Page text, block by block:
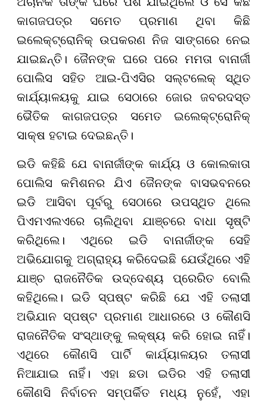
କାଗଜପତ୍ର ସମେତ ପ୍ରମାଣ ଥିବା କିଛି
ଇଲେକ୍ଟ୍ରୋନିକ୍ ଉପକରଣ ନିଜ ସାଙ୍ଗରେ ନେଇ
ଯାଇଛନ୍ତି। ଜୈନଙ୍କ ଘରେ ପରେ ମମତା ବାନାର୍ଜୀ
ପୋଲିସ ସହିତ ଆଇ-ପିଏସିର ସଲ୍ଟଲେକ୍ ସ୍ଥିତ
କାର୍ଯ୍ୟାଳୟକୁ ଯାଇ ସେଠାରେ ଜୋର ଜବରଦସ୍ତ
ଭୈତିକ କାଗଜପତ୍ର ସମେତ ଇଲେକ୍ଟ୍ରୋନିକ୍
ସାକ୍ଷ ହଟାଇ ଦେଇଛନ୍ତି।
ଇଡି କହିଛି ଯେ ବାନାର୍ଜୀଙ୍କ କାର୍ଯ୍ୟ ଓ କୋଲକାତା
ପୋଲିସ କମିଶନର ଯିଏ ଜୈନଙ୍କ ବାସଭବନରେ
ଇଡି ଆସିବା ପୂର୍ବରୁ ସେଠାରେ ଉପସ୍ଥିତ ଥିଲେ
ପିଏମଏଲଏରେ ଚାଲିଥିବା ଯାଞ୍ଚରେ ବାଧା ସୃଷ୍ଟି
କରିଥିଲେ। ଏଥିରେ ଇଡି ବାନାର୍ଜୀଙ୍କ ସେହି
ଅଭିଯୋଗକୁ ଅଗ୍ରାହ୍ୟ କରିଦେଇଛି ଯେଉଁଥିରେ ଏହି
ଯାଞ୍ଚ ରାଜନୈତିକ ଉଦ୍ଦେଶ୍ୟ ପ୍ରେରିତ ବୋଲି
କହିଥିଲେ। ଇଡି ସ୍ପଷ୍ଟ କରିଛି ଯେ ଏହି ତଲାସୀ
ଅଭିଯାନ ସ୍ପଷ୍ଟ ପ୍ରମାଣ ଆଧାରରେ ଓ କୌଣସି
ରାଜନୈତିକ ସଂସ୍ଥାଙ୍କୁ ଲକ୍ଷ୍ୟ କରି ହୋଇ ନାହିଁ।
ଏଥିରେ କୌଣସି ପାର୍ଟି କାର୍ଯ୍ୟାଳୟର ତଲାସୀ
ନିଆଯାଇ ନାହିଁ। ଏହା ଛଡା ଇଡିର ଏହି ତଲାସୀ
କୌଣସି ନିର୍ବାଚନ ସମ୍ପର୍କିତ ମଧ୍ୟ ନୁହେଁ, ଏହା